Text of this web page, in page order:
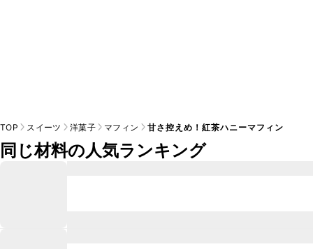
TOP スイーツ 洋菓子 マフィン 甘さ控えめ！紅茶ハニーマフィン
同じ材料の人気ランキング